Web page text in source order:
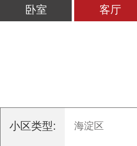
卧室 客厅
小区类型: 海淀区